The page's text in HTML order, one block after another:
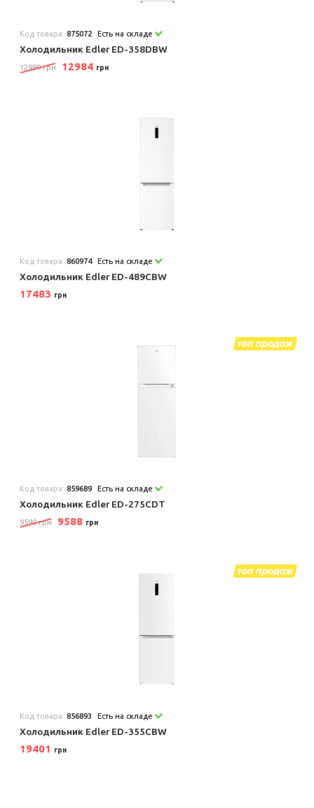
Код товара:875072 Есть на складе
Холодильник Edler ED-358DBW
12999 грн 12984 грн
Код товара:860974 Есть на складе
Холодильник Edler ED-489CBW
17483 грн
Код товара:859689 Есть на складе
Холодильник Edler ED-275CDT
9599 грн 9588 грн
Код товара:856893 Есть на складе
Холодильник Edler ED-355CBW
19401 грн